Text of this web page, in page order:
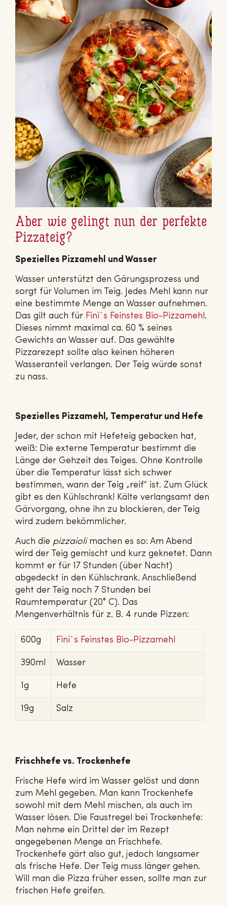
Aber wie gelingt nun der perfekte
Pizzateig?
Spezielles Pizzamehl und Wasser
Wasser unterstützt den Gärungsprozess und
sorgt für Volumen im Teig. Jedes Mehl kann nur
eine bestimmte Menge an Wasser aufnehmen.
Das gilt auch für Fini´s Feinstes Bio-Pizzamehl.
Dieses nimmt maximal ca. 60 % seines
Gewichts an Wasser auf. Das gewählte
Pizzarezept sollte also keinen höheren
Wasseranteil verlangen. Der Teig würde sonst
zu nass.
Spezielles Pizzamehl, Temperatur und Hefe
Jeder, der schon mit Hefeteig gebacken hat,
weiß: Die externe Temperatur bestimmt die
Länge der Gehzeit des Teiges. Ohne Kontrolle
über die Temperatur lässt sich schwer
bestimmen, wann der Teig „reif“ ist. Zum Glück
gibt es den Kühlschrank! Kälte verlangsamt den
Gärvorgang, ohne ihn zu blockieren, der Teig
wird zudem bekömmlicher.
Auch die pizzaiolimachen es so: Am Abend
wird der Teig gemischt und kurz geknetet. Dann
kommt er für 17 Stunden (über Nacht)
abgedeckt in den Kühlschrank. Anschließend
geht der Teig noch 7 Stunden bei
Raumtemperatur (20° C). Das
Mengenverhältnis für z. B. 4 runde Pizzen:
600g Fini´s Feinstes Bio-Pizzamehl
390ml Wasser
1g Hefe
19g Salz
Frischhefe vs. Trockenhefe
Frische Hefe wird im Wasser gelöst und dann
zum Mehl gegeben. Man kann Trockenhefe
sowohl mit dem Mehl mischen, als auch im
Wasser lösen. Die Faustregel bei Trockenhefe:
Man nehme ein Drittel der im Rezept
angegebenen Menge an Frischhefe.
Trockenhefe gärt also gut, jedoch langsamer
als frische Hefe. Der Teig muss länger gehen.
Will man die Pizza früher essen, sollte man zur
frischen Hefe greifen.